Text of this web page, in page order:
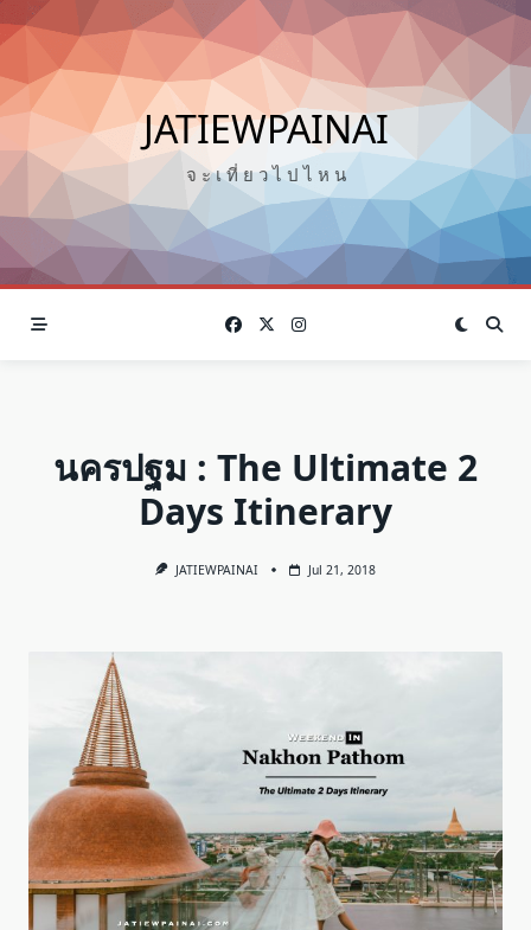
Skip
to
content
JATIEWPAINAI
จ ะ เ ที่ ย ว ไ ป ไ ห น
นครปฐม : The Ultimate 2
Days Itinerary
JATIEWPAINAI Jul 21, 2018